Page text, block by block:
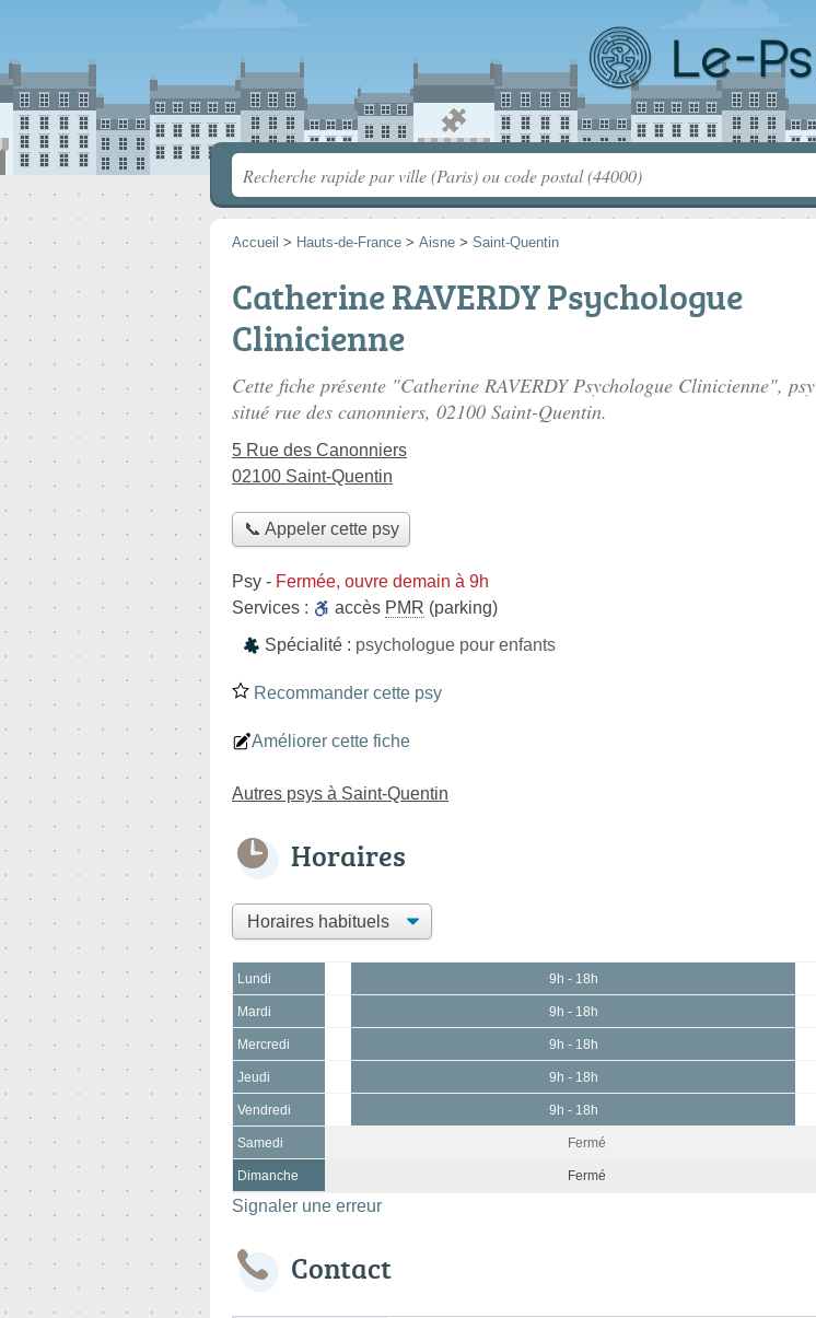
Accueil > Hauts-de-France > Aisne > Saint-Quentin
Catherine RAVERDY Psychologue
Clinicienne
Cette fiche présente "Catherine RAVERDY Psychologue Clinicienne", psy
situé rue des canonniers, 02100 Saint-Quentin.
5 Rue des Canonniers
02100 Saint-Quentin
📞 Appeler cette psy
Psy - Fermée, ouvre demain à 9h
Services :
accès PMR (parking)
Spécialité : psychologue pour enfants
Recommander cette psy
Améliorer cette fiche
Autres psys à Saint-Quentin
Horaires
Lundi 9h - 18h
Mardi 9h - 18h
Mercredi 9h - 18h
Jeudi 9h - 18h
Vendredi 9h - 18h
Samedi Fermé
Dimanche Fermé
Signaler une erreur
Contact